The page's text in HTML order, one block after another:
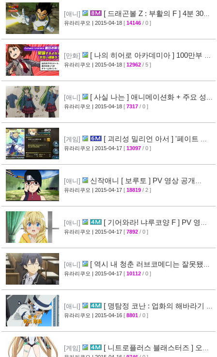
[애니]
[ 드래곤볼 Z : 부활의 F ] 4분 30초
스토리 영상 공개
[38]
유라리쿠오 | 2015-04-18 [ 14146 / 0 ]
[만화]
[ 나의 히어로 아카데미아 ] 100만부 돌
파 & 특설페이지 오픈 [44]
유라리쿠오 | 2015-04-18 [ 12962 / 5 ]
[애니]
[ 사실 나는 ] 애니메이션화 + 주요 성우
진 명단 공개 [32]
유라리쿠오 | 2015-04-18 [ 7317 / 0 ]
[게임]
[ 괴리성 밀리언 아서 ] '페이트 스
테이 나이트' 제휴 이벤트 정보
유라리쿠오 | 2015-04-17 [ 13097 / 0 ]
[애니]
신작애니 [ 보루토 ] PV 영상 공개
(BORUTO) [68]
유라리쿠오 | 2015-04-17 [ 18819 / 2 ]
[애니]
[ 기어와라! 냐루코양 F ] PV 영상
공개 [32]
유라리쿠오 | 2015-04-17 [ 7892 / 0 ]
[애니]
[ 역시 내 청춘 러브코메디는 잘못됐다
속 ] 3화 선행컷 + 개요 공개
유라리쿠오 | 2015-04-17 [ 10112 / 0 ]
[애니]
[ 명탐정 코난 : 업화의 해바라기 ]
CM 영상 공개 [40]
유라리쿠오 | 2015-04-16 [ 8801 / 0 ]
[게임]
[ 니트로플러스 블래스터즈 ] 오프